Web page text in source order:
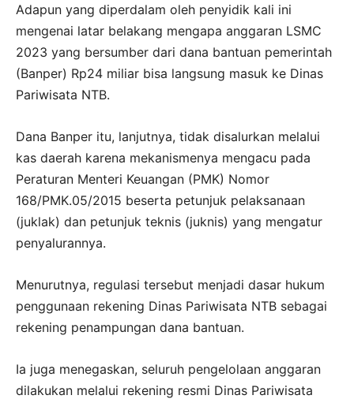
Adapun yang diperdalam oleh penyidik kali ini
mengenai latar belakang mengapa anggaran LSMC
2023 yang bersumber dari dana bantuan pemerintah
(Banper) Rp24 miliar bisa langsung masuk ke Dinas
Pariwisata NTB.
Dana Banper itu, lanjutnya, tidak disalurkan melalui
kas daerah karena mekanismenya mengacu pada
Peraturan Menteri Keuangan (PMK) Nomor
168/PMK.05/2015 beserta petunjuk pelaksanaan
(juklak) dan petunjuk teknis (juknis) yang mengatur
penyalurannya.
Menurutnya, regulasi tersebut menjadi dasar hukum
penggunaan rekening Dinas Pariwisata NTB sebagai
rekening penampungan dana bantuan.
Ia juga menegaskan, seluruh pengelolaan anggaran
dilakukan melalui rekening resmi Dinas Pariwisata